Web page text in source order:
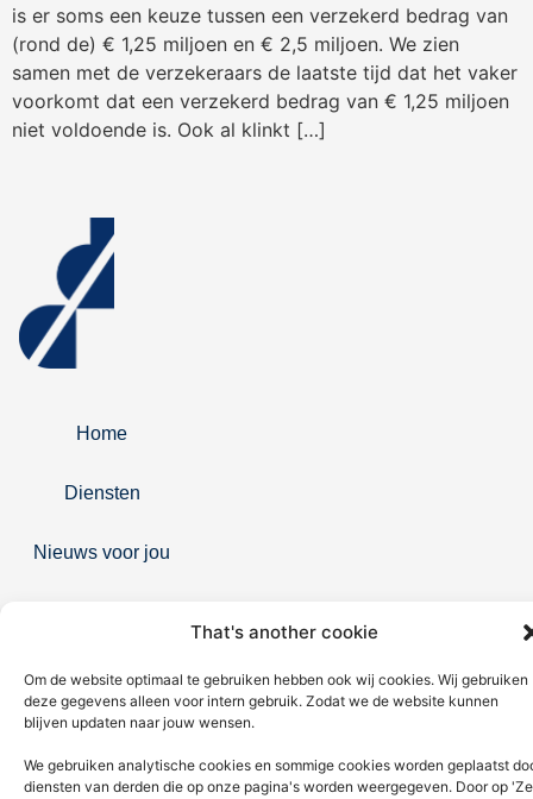
That's another cookie
Om de website optimaal te gebruiken hebben ook wij cookies. Wij gebruiken
deze gegevens alleen voor intern gebruik. Zodat we de website kunnen
blijven updaten naar jouw wensen.
We gebruiken analytische cookies en sommige cookies worden geplaatst
diensten van derden die op onze pagina's worden weergegeven. Door op
is er soms een keuze tussen een verzekerd bedrag van
(rond de) € 1,25 miljoen en € 2,5 miljoen. We zien
samen met de verzekeraars de laatste tijd dat het vaker
voorkomt dat een verzekerd bedrag van € 1,25 miljoen
niet voldoende is. Ook al klinkt […]
Home
Diensten
Nieuws voor jou
Whatsapp: 06-27224234
Email: info@douma-assurantien.nl